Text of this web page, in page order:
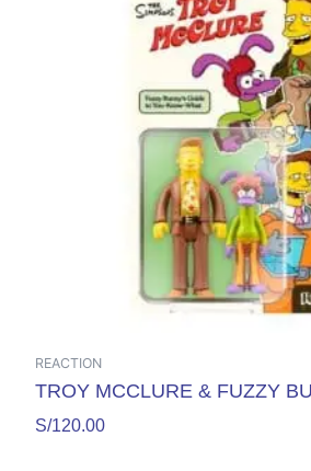
REACTION
TROY MCCLURE & FUZZY
S/120.00